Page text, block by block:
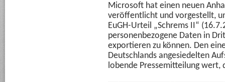
Microsoft hat einen neuen
veröffentlicht und vorgestellt,
EuGH-Urteil „Schrems II“
personenbezogene Daten in
exportieren zu können. Den
Deutschlands angesiedelten
lobende Pressemitteilung wert,